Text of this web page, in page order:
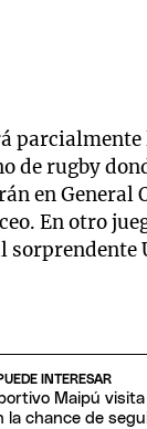
parcialmente
de rugby
en General
En otro
sorprendente
INTERESAR
Maipú
la chance de